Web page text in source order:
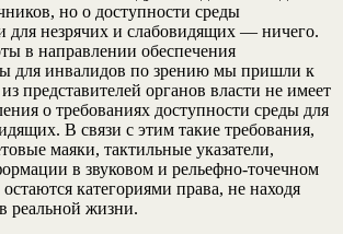
но о доступности среды
для незрячих и слабовидящих — ничего.
в направлении обеспечения
для инвалидов по зрению мы пришли к
представителей органов власти не имеет
о требованиях доступности среды для
В связи с этим такие требования,
маяки, тактильные указатели,
в звуковом и рельефно-точечном
категориями права, не находя
реальной жизни.